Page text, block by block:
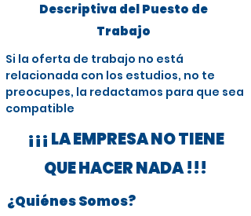
Descriptiva del Puesto de
Trabajo
Si la oferta de trabajo no está
relacionada con los estudios, no te
preocupes, la redactamos para que sea
compatible
¡¡¡ LA EMPRESA NO TIENE
QUE HACER NADA !!!
¿Quiénes Somos?